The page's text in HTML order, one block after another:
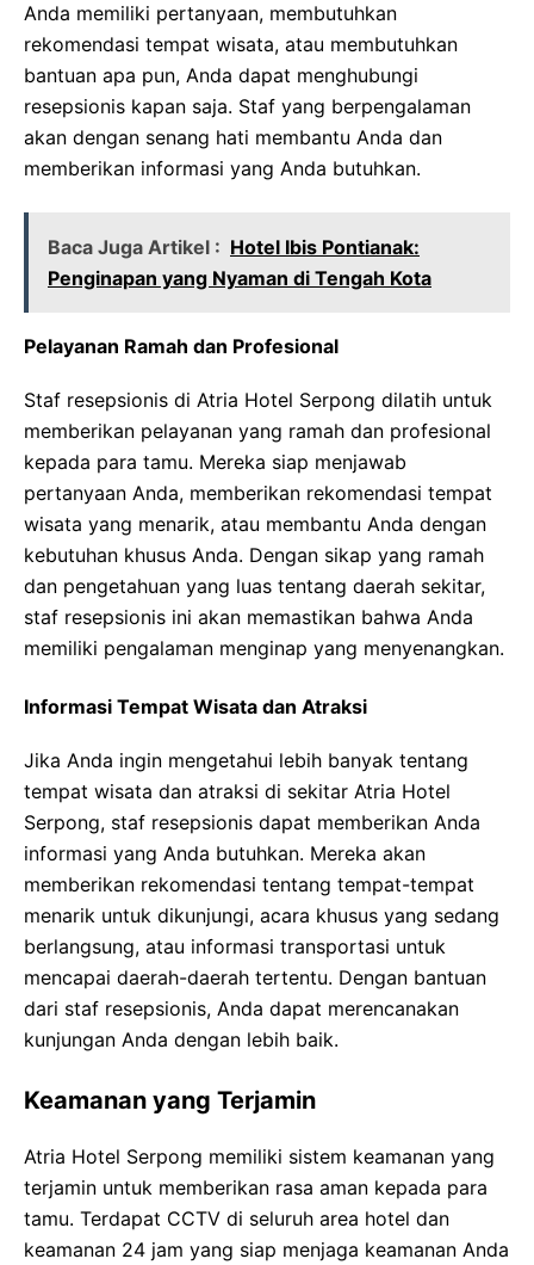
Anda memiliki pertanyaan, membutuhkan
rekomendasi tempat wisata, atau membutuhkan
bantuan apa pun, Anda dapat menghubungi
resepsionis kapan saja. Staf yang berpengalaman
akan dengan senang hati membantu Anda dan
memberikan informasi yang Anda butuhkan.
Baca Juga Artikel : Hotel Ibis Pontianak:
Penginapan yang Nyaman di Tengah Kota
Pelayanan Ramah dan Profesional
Staf resepsionis di Atria Hotel Serpong dilatih untuk
memberikan pelayanan yang ramah dan profesional
kepada para tamu. Mereka siap menjawab
pertanyaan Anda, memberikan rekomendasi tempat
wisata yang menarik, atau membantu Anda dengan
kebutuhan khusus Anda. Dengan sikap yang ramah
dan pengetahuan yang luas tentang daerah sekitar,
staf resepsionis ini akan memastikan bahwa Anda
memiliki pengalaman menginap yang menyenangkan.
Informasi Tempat Wisata dan Atraksi
Jika Anda ingin mengetahui lebih banyak tentang
tempat wisata dan atraksi di sekitar Atria Hotel
Serpong, staf resepsionis dapat memberikan Anda
informasi yang Anda butuhkan. Mereka akan
memberikan rekomendasi tentang tempat-tempat
menarik untuk dikunjungi, acara khusus yang sedang
berlangsung, atau informasi transportasi untuk
mencapai daerah-daerah tertentu. Dengan bantuan
dari staf resepsionis, Anda dapat merencanakan
kunjungan Anda dengan lebih baik.
Keamanan yang Terjamin
Atria Hotel Serpong memiliki sistem keamanan yang
terjamin untuk memberikan rasa aman kepada para
tamu. Terdapat CCTV di seluruh area hotel dan
keamanan 24 jam yang siap menjaga keamanan Anda